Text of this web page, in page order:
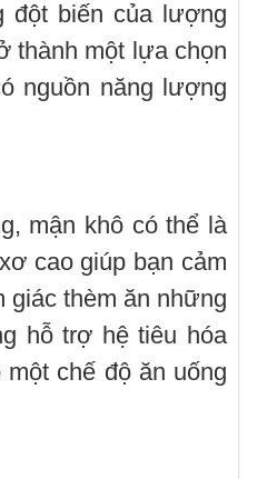
đột biến của lượng
thành một lựa chọn
nguồn năng lượng
mận khô có thể là
cao giúp bạn cảm
giác thèm ăn những
hỗ trợ hệ tiêu hóa
chế độ ăn uống